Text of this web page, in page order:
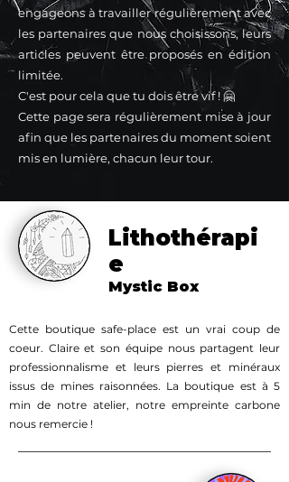
engageons à travailler régulièrement avec
les partenaires que nous choisissons, leurs
articles peuvent être proposés en édition
limitée.
C'est pour cela que tu dois être vif ! 🤗
Cette page sera régulièrement mise à jour
afin que les partenaires du moment soient
mis en lumière, chacun leur tour.
Lithothérapi
e
Mystic Box
Cette boutique safe-place est un vrai coup de
coeur. Claire et son équipe nous partagent leur
professionnalisme et leurs pierres et minéraux
issus de mines raisonnées. La boutique est à 5
min de notre atelier, notre empreinte carbone
nous remercie !